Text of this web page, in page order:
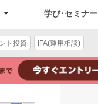
学び･セミナー
ト投資 IFA(運用相談)